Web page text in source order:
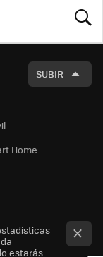
SUBIR
Home
estarás